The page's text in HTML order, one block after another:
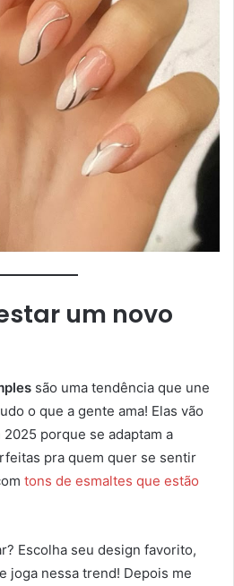
um novo
são uma tendência que une
o que a gente ama! Elas vão
porque se adaptam a
pra quem quer se sentir
tons de esmaltes que estão
Escolha seu design favorito,
joga nessa trend! Depois me